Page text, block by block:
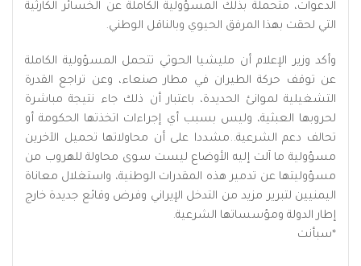
الدعوات، متحملة بذلك المسؤولية الكاملة عن الخسائر الكارثية
التي لحقت بهذا المرفق الحيوي وبالناقل الوطني.
وأكد وزير الإعلام أن مليشيا الحوثي تتحمل المسؤولية الكاملة
عن توقف حركة الطيران في مطار صنعاء، وعن تراجع القدرة
التشغيلية لموانئ الحديدة، باعتبار أن ذلك جاء نتيجة مباشرة
لحروبها العبثية، وليس بسبب أي إجراءات اتخذتها الحكومة أو
تحالف دعم الشرعية..مشددا على أن محاولاتها تحميل الآخرين
مسؤولية ما آلت إليه الأوضاع ليست سوى محاولة للهروب من
مسؤوليتها عن تدمير هذه المقدرات الوطنية، واستغلال معاناة
اليمنيين لتبرير مزيد من التدخل الإيراني وفرض وقائع جديدة خارج
إطار الدولة ومؤسساتها الشرعية.
*سبأنت